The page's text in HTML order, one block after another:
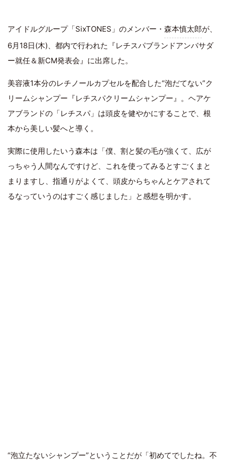
アイドルグループ「SixTONES」のメンバー・ 森本慎太郎が、
6月18日(木)、都内で行われた『レチスパブランドアンバサダ
ー就任＆新CM発表会』に出席した。
美容液1本分のレチノールカプセルを配合した“泡だてない”ク
リームシャンプー『レチスパクリームシャンプー』。ヘアケ
アブランドの「レチスパ」は頭皮を健やかにすることで、根
本から美しい髪へと導く。
実際に使用したいう森本は「僕、割と髪の毛が強くて、広が
っちゃう人間なんですけど、これを使ってみるとすごくまと
まりますし、指通りがよくて、頭皮からちゃんとケアされて
るなっていうのはすごく感じました」と感想を明かす。
“泡立たないシャンプー”ということだが「初めてでしたね。不